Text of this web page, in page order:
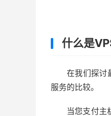
什么是
在我们探讨
服务的比较。
当您支付主